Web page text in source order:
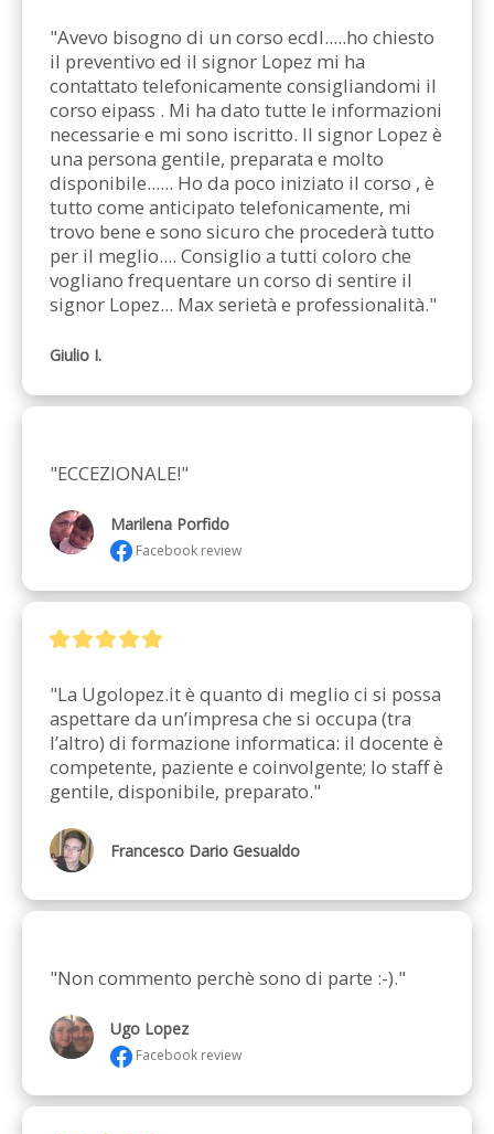
"Avevo bisogno di un corso ecdl.....ho chiesto
il preventivo ed il signor Lopez mi ha
contattato telefonicamente consigliandomi il
corso eipass . Mi ha dato tutte le informazioni
necessarie e mi sono iscritto. Il signor Lopez è
una persona gentile, preparata e molto
disponibile...... Ho da poco iniziato il corso , è
tutto come anticipato telefonicamente, mi
trovo bene e sono sicuro che procederà tutto
per il meglio.... Consiglio a tutti coloro che
vogliano frequentare un corso di sentire il
signor Lopez... Max serietà e professionalità."
Giulio I.
"ECCEZIONALE!"
Marilena Porfido
Facebook review
"La Ugolopez.it è quanto di meglio ci si possa
aspettare da un’impresa che si occupa (tra
l’altro) di formazione informatica: il docente è
competente, paziente e coinvolgente; lo staff è
gentile, disponibile, preparato."
Francesco Dario Gesualdo
"Non commento perchè sono di parte :-)."
Ugo Lopez
Facebook review